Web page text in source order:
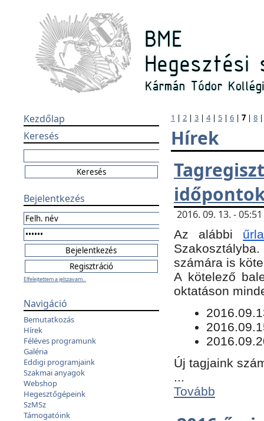
Kezdőlap
Keresés
Bejelentkezés
Elfelejtettem a jelszavam...
Navigáció
Bemutatkozás
Hírek
Féléves programunk
Galéria
Eddigi programjaink
Szakmai anyagok
Webshop
Hegesztőgépeink
SzMSz
Támogatóink
1 | 2 | 3 | 4| 5 | 6 | 7 | 8
Hírek
2016. 09. 13. -
Az alábbi
számára is
​A kötelező
oktatáson
Új tagjaink
...
Tovább